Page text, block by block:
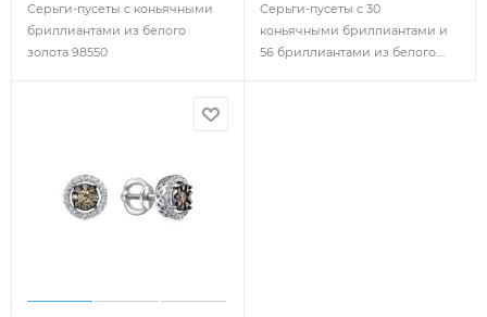
Серьги-пусеты с коньячными
бриллиантами из белого
золота 98550
Серьги-пусеты с 30
коньячными бриллиантами и
56 бриллиантами из белого